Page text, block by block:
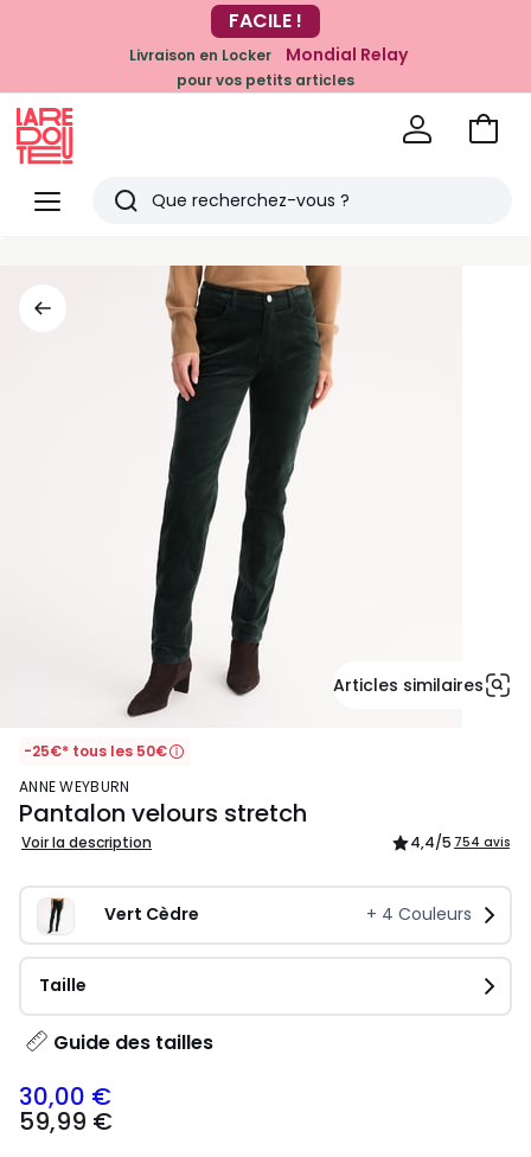
-20% dès 39€*
sur la mode
FACILE !
Livraison en Locker Mondial Relay
pour vos petits articles
Menu
Redoute
Rechercher
articles
Voir
Articles similaires
-25€* tous les 50€
ANNE WEYBURN
Pantalon velours stretch
Voir la description 4,4/5 754 avis
Vert Cèdre + 4 Couleurs
Taille
Guide des tailles
59,99
€
30,00 €
59,99 €